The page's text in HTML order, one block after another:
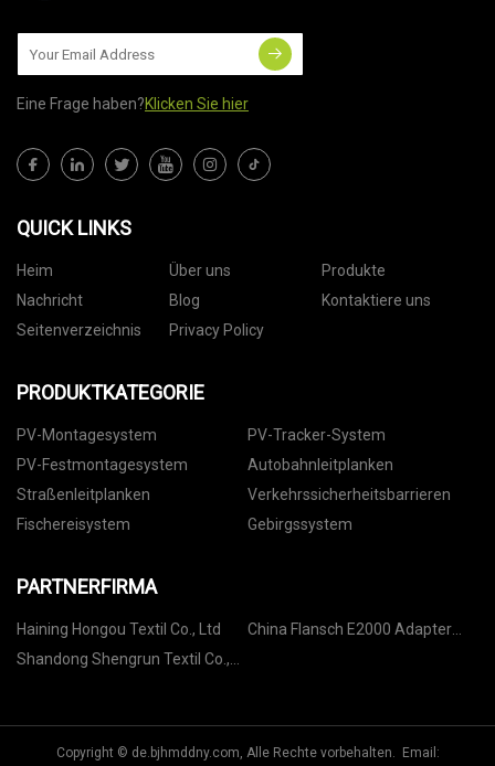
Eine Frage haben?Klicken Sie hier
QUICK LINKS
Heim Über uns
Produkte
Nachricht
Blog
Kontaktiere uns
Seitenverzeichnis
Privacy Policy
PRODUKTKATEGORIE
PV-Montagesystem
PV-Tracker-System
PV-Festmontagesystem
Autobahnleitplanken
Straßenleitplanken
Verkehrssicherheitsbarrieren
Fischereisystem
Gebirgssystem
PARTNERFIRMA
Haining Hongou Textil Co., Ltd
China Flansch E2000 Adapter
Shandong Shengrun Textil Co.,
Copyright © de.bjhmddny.com, Alle Rechte vorbehalten. Email: